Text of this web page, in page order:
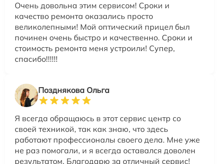
Очень довольна этим сервисом! Сроки и
качество ремонта оказались просто
великолепными! Мой оптический прицел был
починен очень быстро и качественно. Сроки и
стоимость ремонта меня устроили! Супер,
спасибо!!!!!!
Позднякова Ольга
Я всегда обращаюсь в этот сервис центр со
своей техникой, так как знаю, что здесь
работают профессионалы своего дела. Мне уже
не раз помогали, и я всегда оставался доволен
результатом. Благодарю за отличный сервис!